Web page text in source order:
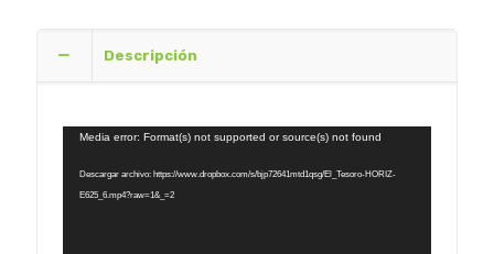
Descripción
Reproductor
vídeo
Media error: Format(s) not supported or source(s) not found
Descargar archivo: https://www.dropbox.com/s/bjp72641mtd1qsg/El_Tesoro-HORIZ-
E625_6.mp4?raw=1&_=2